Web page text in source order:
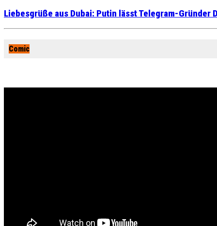
Liebesgrüße aus Dubai: Putin lässt Telegram-Gründer
Comic